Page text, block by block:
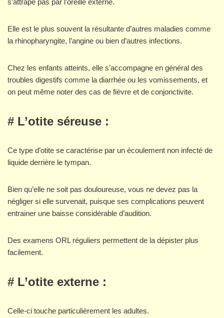
s’attrape pas par l’oreille externe.
Elle est le plus souvent la résultante d’autres maladies comme
la rhinopharyngite, l’angine ou bien d’autres infections.
Chez les enfants atteints, elle s’accompagne en général des
troubles digestifs comme la diarrhée ou les vomissements, et
on peut même noter des cas de fièvre et de conjonctivite.
# L’otite séreuse :
Ce type d’otite se caractérise par un écoulement non infecté de
liquide derrière le tympan.
Bien qu’elle ne soit pas douloureuse, vous ne devez pas la
négliger si elle survenait, puisque ses complications peuvent
entrainer une baisse considérable d’audition.
Des examens ORL réguliers permettent de la dépister plus
facilement.
# L’otite externe :
Celle-ci touche particulièrement les adultes.